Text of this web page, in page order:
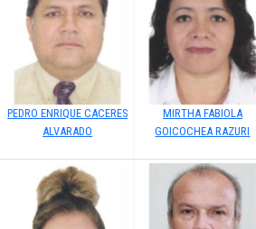
PEDRO ENRIQUE CACERES
ALVARADO
MIRTHA FABIOLA
GOICOCHEA RAZURI